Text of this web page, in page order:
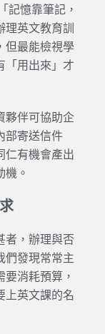
記憶靠筆記，
英文教育訓
但最能檢視學
「用出來」才
夥伴可協助企
部寄送信件
仁有機會產出
機。
者，辦理與否
們發現常常主
消耗預算，
上英文課的名